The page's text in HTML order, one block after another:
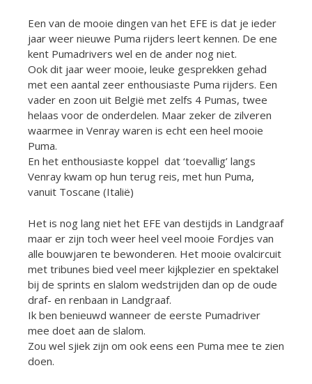
Een van de mooie dingen van het EFE is dat je ieder
jaar weer nieuwe Puma rijders leert kennen. De ene
kent Pumadrivers wel en de ander nog niet.
Ook dit jaar weer mooie, leuke gesprekken gehad
met een aantal zeer enthousiaste Puma rijders. Een
vader en zoon uit België met zelfs 4 Pumas, twee
helaas voor de onderdelen. Maar zeker de zilveren
waarmee in Venray waren is echt een heel mooie
Puma.
En het enthousiaste koppel dat ‘toevallig’ langs
Venray kwam op hun terug reis, met hun Puma,
vanuit Toscane (Italië)
Het is nog lang niet het EFE van destijds in Landgraaf
maar er zijn toch weer heel veel mooie Fordjes van
alle bouwjaren te bewonderen. Het mooie ovalcircuit
met tribunes bied veel meer kijkplezier en spektakel
bij de sprints en slalom wedstrijden dan op de oude
draf- en renbaan in Landgraaf.
Ik ben benieuwd wanneer de eerste Pumadriver
mee doet aan de slalom.
Zou wel sjiek zijn om ook eens een Puma mee te zien
doen.